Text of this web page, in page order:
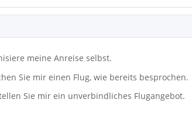
meine Anreise selbst.
Sie mir einen Flug, wie bereits besprochen.
Sie mir ein unverbindliches Flugangebot.